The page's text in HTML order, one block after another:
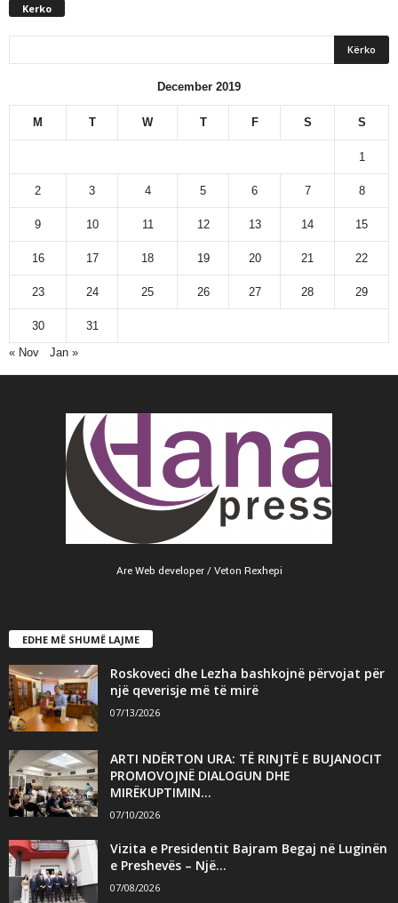
Kerko
December 2019
M T W T F S S
1
2 3 4 5 6 7 8
9 10 11 12 13 14 15
16 17 18 19 20 21 22
23 24 25 26 27 28 29
30
31
« Nov
Jan »
Are Web developer / Veton Rexhepi
EDHE MË SHUMË LAJME
Roskoveci dhe Lezha bashkojnë përvojat për
një qeverisje më të mirë
07/13/2026
ARTI NDËRTON URA: TË RINJTË E BUJANOCIT
PROMOVOJNË DIALOGUN DHE
MIRËKUPTIMIN...
07/10/2026
Vizita e Presidentit Bajram Begaj në Luginën
e Preshevës – Një...
07/08/2026